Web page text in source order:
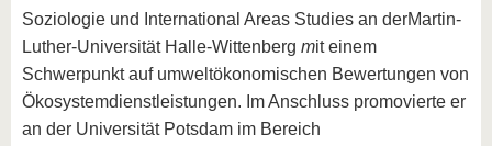
Soziologie und International Areas Studies an derMartin-
Luther-Universität Halle-Wittenberg mit einem
Schwerpunkt auf umweltökonomischen Bewertungen von
Ökosystemdienstleistungen. Im Anschluss promovierte er
an der Universität Potsdam im Bereich